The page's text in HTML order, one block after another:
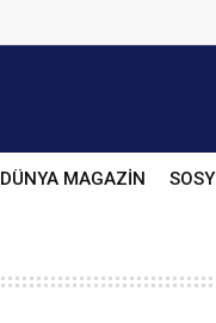
DÜNYA MAGAZİN